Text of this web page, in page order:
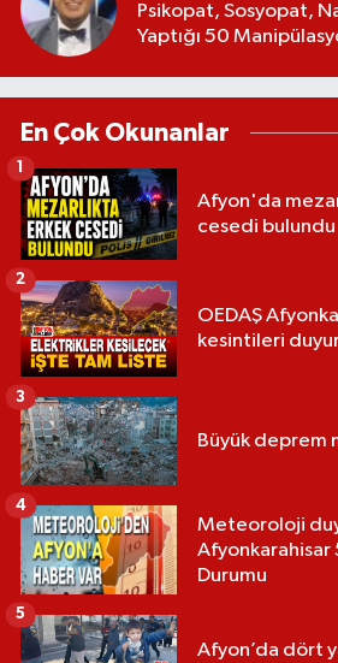
Psikopat, Sosyopat,
Yaptığı 50
En Çok Okunanlar
Afyon'da
cesedi bulundu
1
OEDAŞ
kesintileri
2
Büyük deprem
3
Meteoroloji
Afyonkarahisar
Durumu
4
Afyon’da dört
5